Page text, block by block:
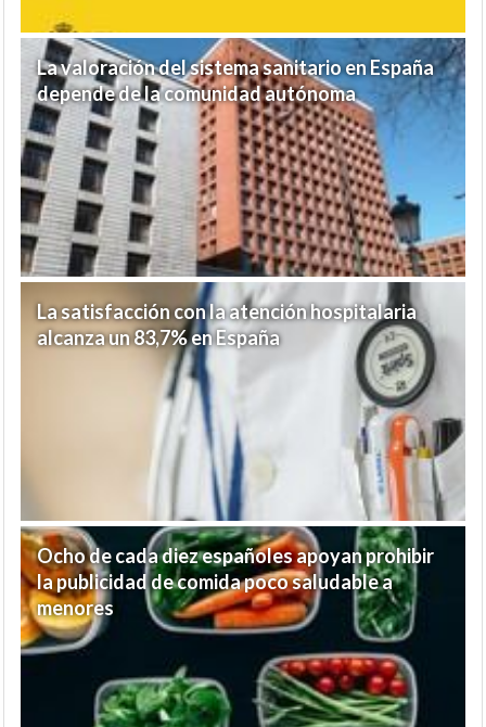
La valoración del sistema sanitario en España
depende de la comunidad autónoma
La satisfacción con la atención hospitalaria
alcanza un 83,7% en España
Ocho de cada diez españoles apoyan prohibir
la publicidad de comida poco saludable a
menores